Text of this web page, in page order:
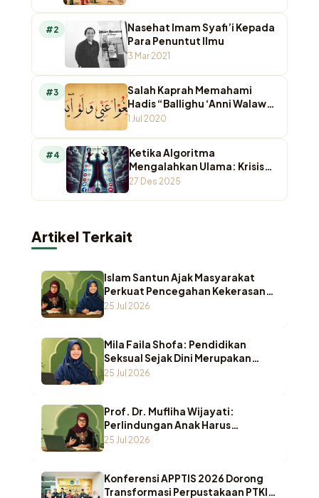
#2
Nasehat Imam Syafi’i Kepada
Para Penuntut Ilmu
3 Mar 2021
#3
Salah Kaprah Memahami
Hadis “Ballighu ‘Anni Walaw
Ayah”
1 Jul 2020
#4
Ketika Algoritma
Mengalahkan Ulama: Krisis
Otoritas Keagamaan di
27 Des 2025
Artikel Terkait
Islam Santun Ajak Masyarakat
Perkuat Pencegahan Kekerasan
Seksual terhadap Anak
25 Jul 2026
Mila Faila Shofa: Pendidikan
Seksual Sejak Dini Merupakan
Benteng Utama Melindungi Anak
25 Jul 2026
Prof. Dr. Mufliha Wijayati:
Perlindungan Anak Harus
Bergeser dari Sekadar Melindungi
25 Jul 2026
Konferensi APPTIS 2026 Dorong
Transformasi Perpustakaan PTKI